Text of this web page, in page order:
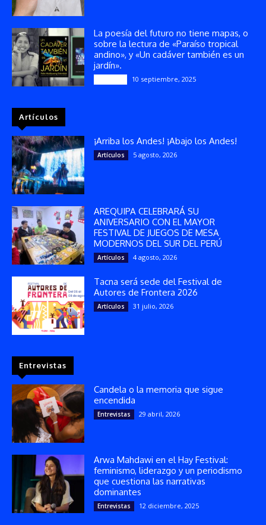
La poesía del futuro no tiene mapas, o
sobre la lectura de «Paraíso tropical
andino», y «Un cadáver también es un
jardín».
10 septiembre, 2025
Artículos
¡Arriba los Andes! ¡Abajo los Andes!
Artículos 5 agosto, 2026
AREQUIPA CELEBRARÁ SU
ANIVERSARIO CON EL MAYOR
FESTIVAL DE JUEGOS DE MESA
MODERNOS DEL SUR DEL PERÚ
Artículos 4 agosto, 2026
Tacna será sede del Festival de
Autores de Frontera 2026
Artículos 31 julio, 2026
Entrevistas
Candela o la memoria que sigue
encendida
Entrevistas 29 abril, 2026
Arwa Mahdawi en el Hay Festival:
feminismo, liderazgo y un periodismo
que cuestiona las narrativas
dominantes
Entrevistas 12 diciembre, 2025